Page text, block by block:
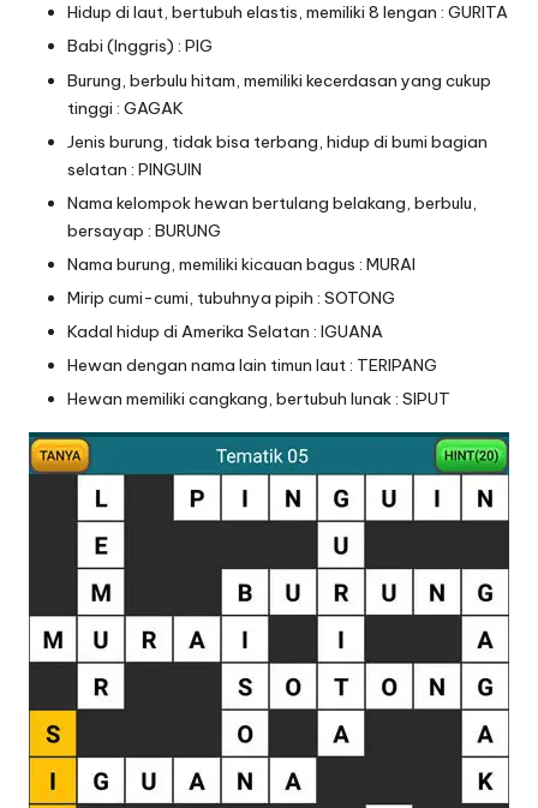
Hidup di laut, bertubuh elastis, memiliki 8 lengan : GURITA
Babi (Inggris) : PIG
Burung, berbulu hitam, memiliki kecerdasan yang cukup
tinggi : GAGAK
Jenis burung, tidak bisa terbang, hidup di bumi bagian
selatan : PINGUIN
Nama kelompok hewan bertulang belakang, berbulu,
bersayap : BURUNG
Nama burung, memiliki kicauan bagus : MURAI
Mirip cumi-cumi, tubuhnya pipih : SOTONG
Kadal hidup di Amerika Selatan : IGUANA
Hewan dengan nama lain timun laut : TERIPANG
Hewan memiliki cangkang, bertubuh lunak : SIPUT